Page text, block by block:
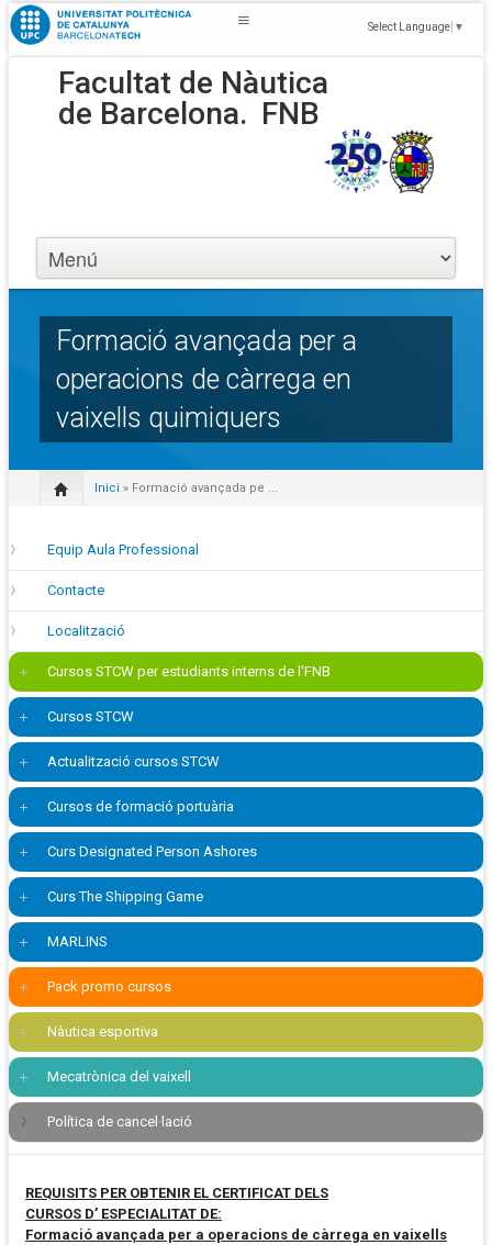
Select Language ▼
Facultat de Nàutica
de Barcelona. FNB
Formació avançada per a
operacions de càrrega en
vaixells quimiquers
Inici » Formació avançada pe ...
Equip Aula Professional
Contacte
Localització
Cursos STCW per estudiants interns de l'FNB
Cursos STCW
Actualització cursos STCW
Cursos de formació portuària
Curs Designated Person Ashores
Curs The Shipping Game
MARLINS
Pack promo cursos
Nàutica esportiva
Mecatrònica del vaixell
Política de cancel·lació
REQUISITS PER OBTENIR EL CERTIFICAT DELS
CURSOS D’ ESPECIALITAT DE:
Formació avançada per a operacions de càrrega en vaixells